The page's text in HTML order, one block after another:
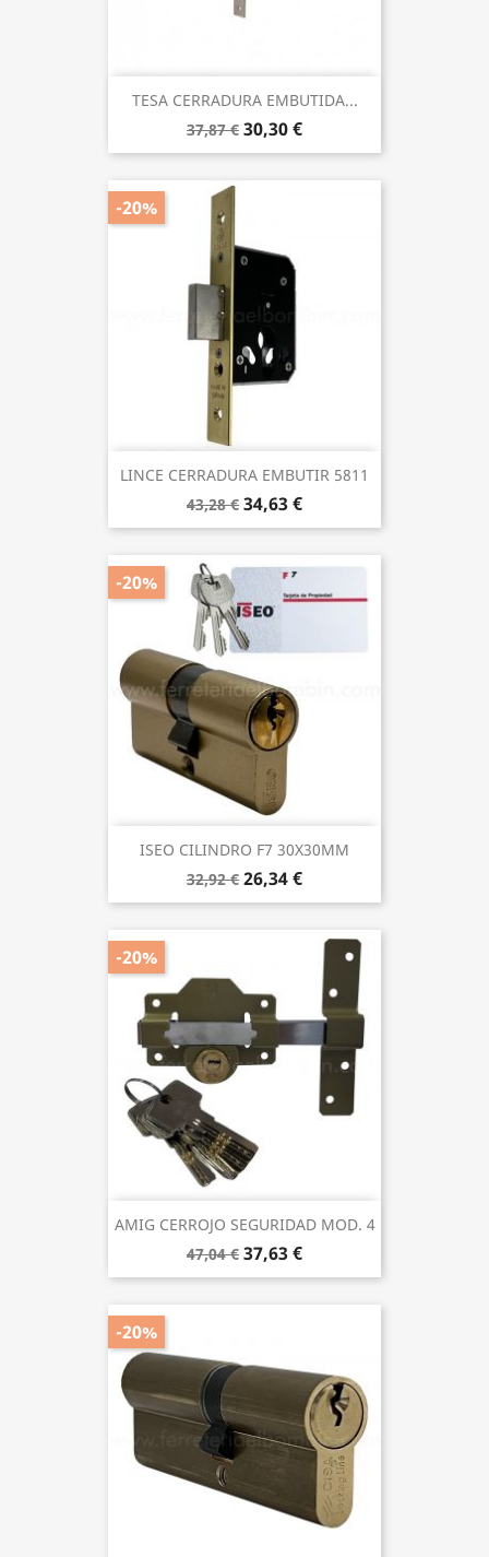
TESA CERRADURA EMBUTIDA...
37,87 € 30,30 €
LINCE CERRADURA EMBUTIR 5811
43,28 € 34,63 €
-20%
ISEO CILINDRO F7 30X30MM
32,92 € 26,34 €
-20%
AMIG CERROJO SEGURIDAD MOD. 4
47,04 € 37,63 €
-20%
-20%